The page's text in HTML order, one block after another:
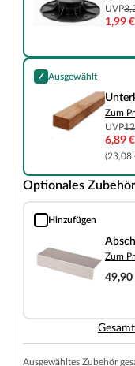
UVP
1,99 €
✓ Ausgewählt
Unterkonstruktion
Zum
UVP
6,89
(23,08
Optionales Zubehör
Hinzufügen
Abschlussprofil
Zum
49,90
Ausgewähltes Zubehör